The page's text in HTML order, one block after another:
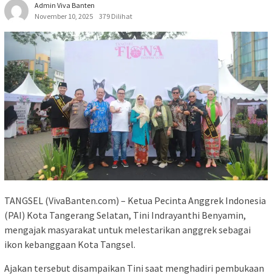
Admin Viva Banten
November 10, 2025
379 Dilihat
TANGSEL (VivaBanten.com) – Ketua Pecinta Anggrek Indonesia
(PAI) Kota Tangerang Selatan, Tini Indrayanthi Benyamin,
mengajak masyarakat untuk melestarikan anggrek sebagai
ikon kebanggaan Kota Tangsel.
Ajakan tersebut disampaikan Tini saat menghadiri pembukaan